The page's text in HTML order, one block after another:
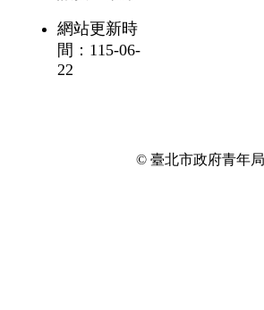
網站更新時
間：115-06-
22
© 臺北市政府青年局